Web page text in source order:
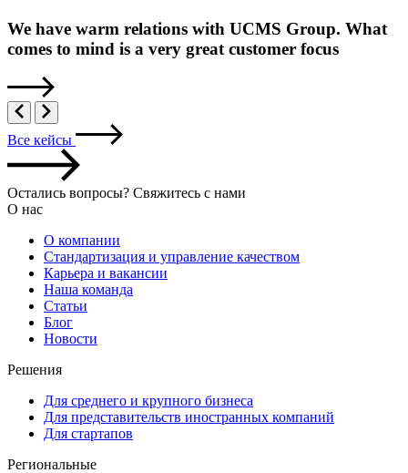
We have warm relations with UCMS Group. What
comes to mind is a very great customer focus
Все кейсы
Остались вопросы? Свяжитесь с нами
О нас
О компании
Стандартизация и управление качеством
Карьера и вакансии
Наша команда
Статьи
Блог
Новости
Решения
Для среднего и крупного бизнеса
Для представительств иностранных компаний
Для стартапов
Региональные